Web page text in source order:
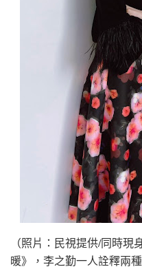
（照片：民視提供/同時
暖》，李之勤一人詮釋兩